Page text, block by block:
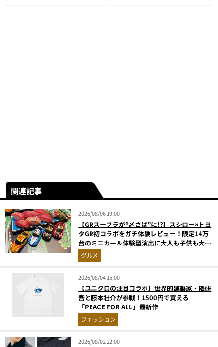
関連記事
2026/08/06 19:00
【GRスープラが“〆さば”に!?】スシロー×トヨ
タGR初コラボをガチ体験レビュー！限定14万
台のミニカー＆体験型演出に大人も子供も大興
奮間違いなし
グルメ
2026/08/04 15:00
【ユニクロの注目コラボ】世界的建築家・隈研
吾と藤本壮介が参戦！1500円で買える
「PEACE FOR ALL」最新作
ファッション
2026/08/02 22:00